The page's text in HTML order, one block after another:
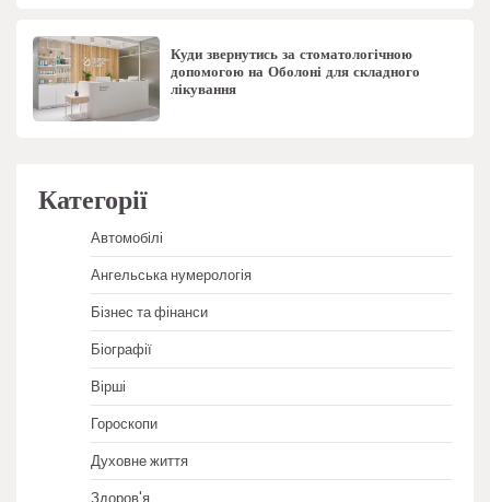
Куди звернутись за стоматологічною
допомогою на Оболоні для складного
лікування
Категорії
Автомобілі
Ангельська нумерологія
Бізнес та фінанси
Біографії
Вірші
Гороскопи
Духовне життя